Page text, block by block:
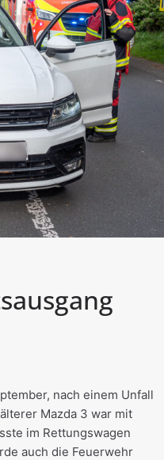
nach einem Unfall
Mazda 3 war mit
im Rettungswagen
auch die Feuerwehr